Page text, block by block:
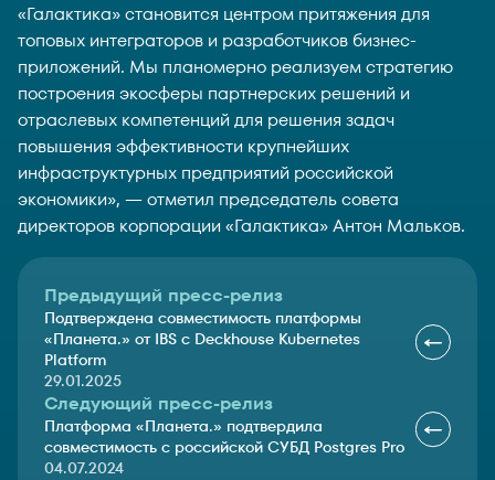
«Галактика» становится центром притяжения для
топовых интеграторов и разработчиков бизнес-
приложений. Мы планомерно реализуем стратегию
построения экосферы партнерских решений и
отраслевых компетенций для решения задач
повышения эффективности крупнейших
инфраструктурных предприятий российской
экономики», — отметил председатель совета
директоров корпорации «Галактика» Антон Мальков.
Предыдущий пресс-релиз
Подтверждена совместимость платформы
«Планета.» от IBS с Deckhouse Kubernetes
Platform
29.01.2025
Следующий пресс-релиз
Платформа «Планета.» подтвердила
совместимость с российской СУБД Postgres Pro
04.07.2024